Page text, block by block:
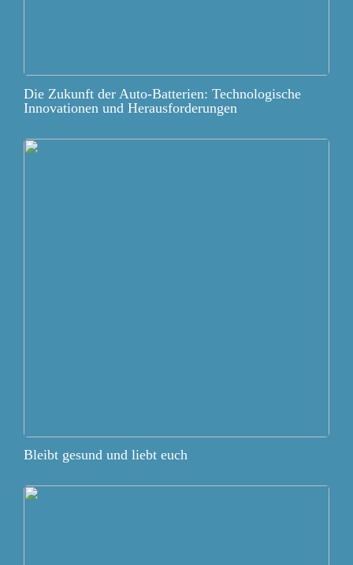
Die Zukunft der Auto-Batterien: Technologische
Innovationen und Herausforderungen
Bleibt gesund und liebt euch